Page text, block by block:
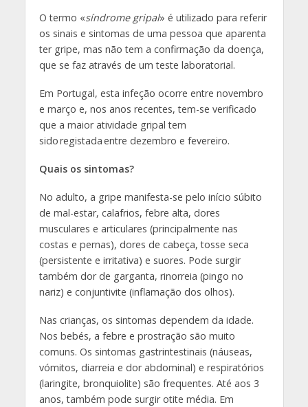
O termo «síndrome gripal» é utilizado para referir
os sinais e sintomas de uma pessoa que aparenta
ter gripe, mas não tem a confirmação da doença,
que se faz através de um teste laboratorial.
Em Portugal, esta infeção ocorre entre novembro
e março e, nos anos recentes, tem-se verificado
que a maior atividade gripal tem
sido registada entre dezembro e fevereiro.
Quais os sintomas?
No adulto, a gripe manifesta-se pelo início súbito
de mal­-estar, calafrios, febre alta, dores
musculares e articulares (principalmente nas
costas e pernas), dores de cabeça, tosse seca
(persistente e irritativa) e suores. Pode surgir
também dor de garganta, rinorreia (pingo no
nariz) e conjuntivite (inflamação dos olhos).
Nas crianças, os sintomas dependem da idade.
Nos bebés, a febre e prostração são muito
comuns. Os sintomas gastrintestinais (náuseas,
vómitos, diarreia e dor abdominal) e respiratórios
(laringite, bronquiolite) são frequentes. Até aos 3
anos, também pode surgir otite média. Em